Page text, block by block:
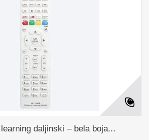
daljinski – bela boja...